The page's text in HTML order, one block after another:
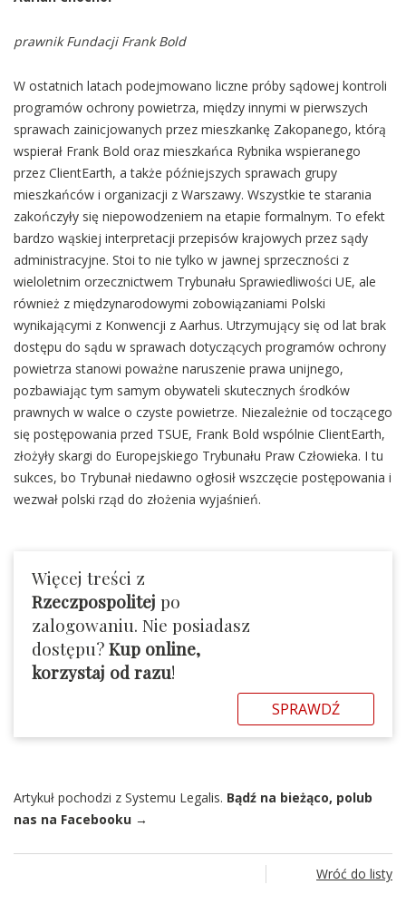
prawnik Fundacji Frank Bold
W ostatnich latach podejmowano liczne próby sądowej kontroli
programów ochrony powietrza, między innymi w pierwszych
sprawach zainicjowanych przez mieszkankę Zakopanego, którą
wspierał Frank Bold oraz mieszkańca Rybnika wspieranego
przez ClientEarth, a także późniejszych sprawach grupy
mieszkańców i organizacji z Warszawy. Wszystkie te starania
zakończyły się niepowodzeniem na etapie formalnym. To efekt
bardzo wąskiej interpretacji przepisów krajowych przez sądy
administracyjne. Stoi to nie tylko w jawnej sprzeczności z
wieloletnim orzecznictwem Trybunału Sprawiedliwości UE, ale
również z międzynarodowymi zobowiązaniami Polski
wynikającymi z Konwencji z Aarhus. Utrzymujący się od lat brak
dostępu do sądu w sprawach dotyczących programów ochrony
powietrza stanowi poważne naruszenie prawa unijnego,
pozbawiając tym samym obywateli skutecznych środków
prawnych w walce o czyste powietrze. Niezależnie od toczącego
się postępowania przed TSUE, Frank Bold wspólnie ClientEarth,
złożyły skargi do Europejskiego Trybunału Praw Człowieka. I tu
sukces, bo Trybunał niedawno ogłosił wszczęcie postępowania i
wezwał polski rząd do złożenia wyjaśnień.
Więcej treści z
Rzeczpospolitej po
zalogowaniu. Nie posiadasz
dostępu?Kup online,
korzystaj od razu!
SPRAWDŹ
Artykuł pochodzi z Systemu Legalis. Bądź na bieżąco, polub
nas na Facebooku →
Wróć do listy